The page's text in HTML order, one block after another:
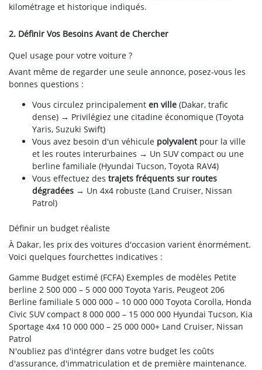
kilométrage et historique indiqués.
2. Définir Vos Besoins Avant de Chercher
Quel usage pour votre voiture ?
Avant même de regarder une seule annonce, posez-vous les
bonnes questions :
Vous circulez principalement en ville (Dakar, trafic
dense) → Privilégiez une citadine économique (Toyota
Yaris, Suzuki Swift)
Vous avez besoin d'un véhicule polyvalentpour la ville
et les routes interurbaines → Un SUV compact ou une
berline familiale (Hyundai Tucson, Toyota RAV4)
Vous effectuez des trajets fréquents sur routes
dégradées → Un 4x4 robuste (Land Cruiser, Nissan
Patrol)
Définir un budget réaliste
À Dakar, les prix des voitures d'occasion varient énormément.
Voici quelques fourchettes indicatives :
Gamme Budget estimé (FCFA) Exemples de modèles Petite
berline 2 500 000 – 5 000 000 Toyota Yaris, Peugeot 206
Berline familiale 5 000 000 – 10 000 000 Toyota Corolla, Honda
Civic SUV compact 8 000 000 – 15 000 000 Hyundai Tucson, Kia
Sportage 4x4 10 000 000 – 25 000 000+ Land Cruiser, Nissan
Patrol
N'oubliez pas d'intégrer dans votre budget les coûts
d'assurance, d'immatriculation et de première maintenance.